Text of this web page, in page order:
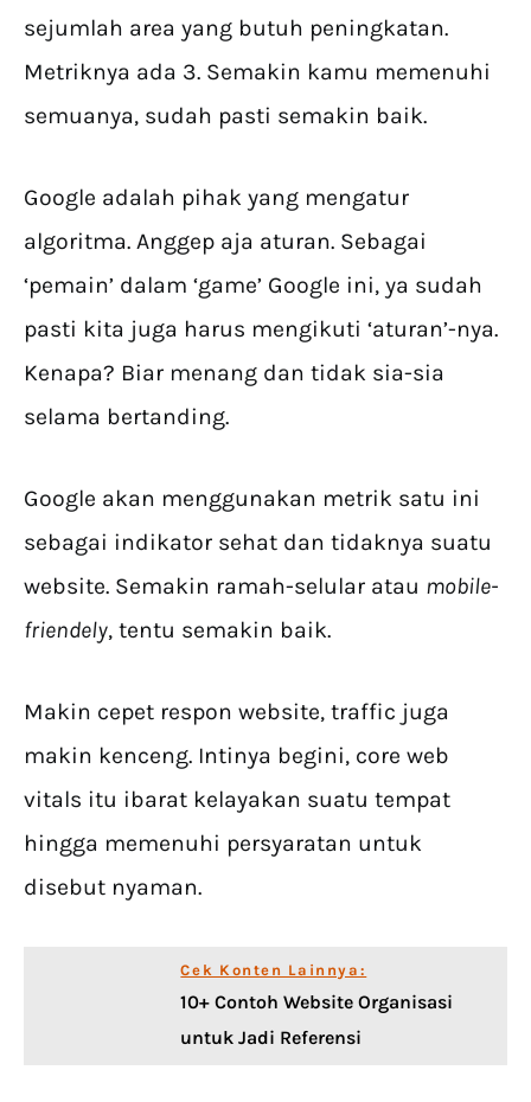
sejumlah area yang butuh peningkatan.
Metriknya ada 3. Semakin kamu memenuhi
semuanya, sudah pasti semakin baik.
Google adalah pihak yang mengatur
algoritma. Anggep aja aturan. Sebagai
‘pemain’ dalam ‘game’ Google ini, ya sudah
pasti kita juga harus mengikuti ‘aturan’-nya.
Kenapa? Biar menang dan tidak sia-sia
selama bertanding.
Google akan menggunakan metrik satu ini
sebagai indikator sehat dan tidaknya suatu
website. Semakin ramah-selular atau mobile-
friendely, tentu semakin baik.
Makin cepet respon website, traffic juga
makin kenceng. Intinya begini, core web
vitals itu ibarat kelayakan suatu tempat
hingga memenuhi persyaratan untuk
disebut nyaman.
Cek Konten Lainnya:
10+ Contoh Website Organisasi
untuk Jadi Referensi